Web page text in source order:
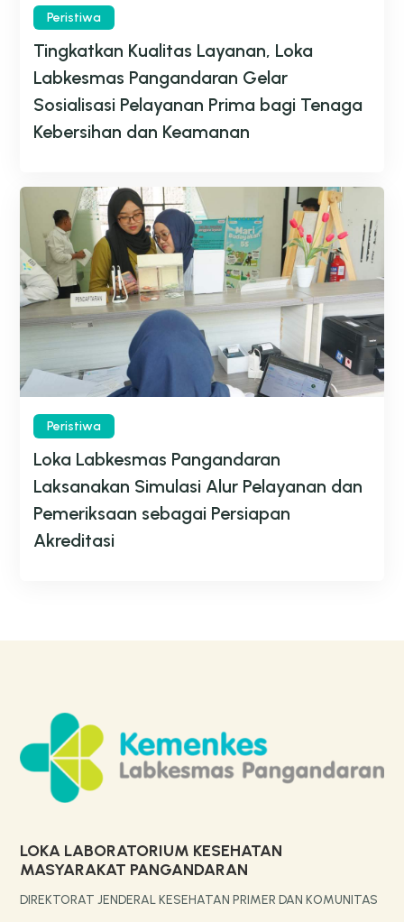
Peristiwa
Tingkatkan Kualitas Layanan, Loka
Labkesmas Pangandaran Gelar
Sosialisasi Pelayanan Prima bagi Tenaga
Kebersihan dan Keamanan
Peristiwa
Loka Labkesmas Pangandaran
Laksanakan Simulasi Alur Pelayanan dan
Pemeriksaan sebagai Persiapan
Akreditasi
LOKA LABORATORIUM KESEHATAN
MASYARAKAT PANGANDARAN
DIREKTORAT JENDERAL KESEHATAN PRIMER DAN KOMUNITAS